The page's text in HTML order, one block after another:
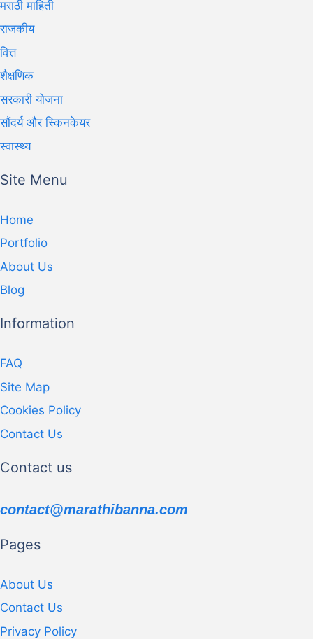
मराठी माहिती
राजकीय
वित्त
शैक्षणिक
सरकारी योजना
सौंदर्य और स्किनकेयर
स्वास्थ्य
Site Menu
Home
Portfolio
About Us
Blog
Information
FAQ
Site Map
Cookies Policy
Contact Us
Contact us
contact@marathibanna.com
Pages
About Us
Contact Us
Privacy Policy